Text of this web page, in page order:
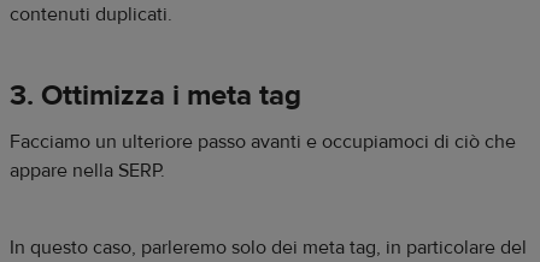
contenuti duplicati.
3. Ottimizza i meta tag
Facciamo un ulteriore passo avanti e occupiamoci di ciò che
appare nella SERP.
In questo caso, parleremo solo dei meta tag, in particolare del